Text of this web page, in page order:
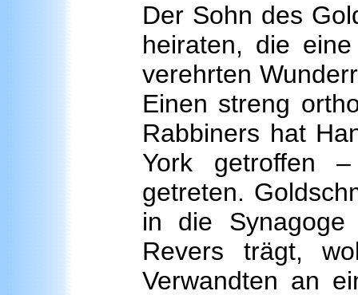
Der Sohn des
heiraten, die
verehrten
Einen streng
Rabbiners hat
York getroffen
getreten.
in die
Revers trägt,
Verwandten an